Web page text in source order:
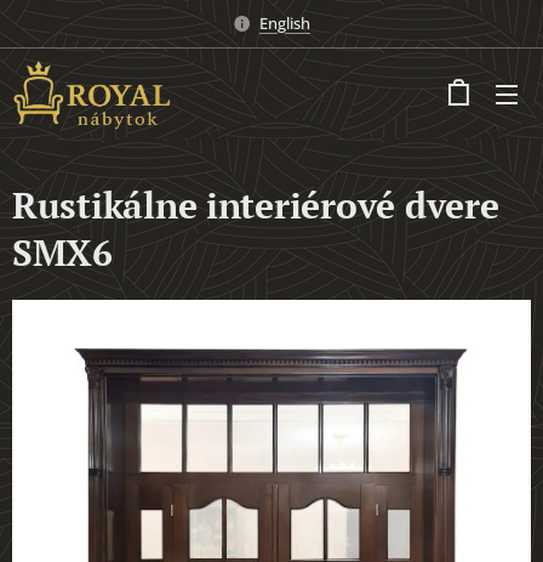
English
Rustikálne interiérové dvere
SMX6